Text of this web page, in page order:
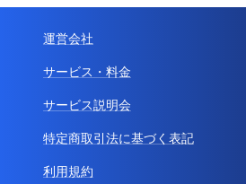
運営会社
サービス・料金
サービス説明会
特定商取引法に基づく表記
利用規約